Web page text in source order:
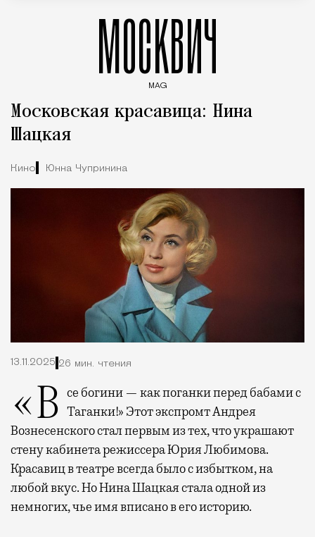
МОСКВИЧ
MAG
Московская красавица: Нина
Шацкая
Кино Юнна Чупринина
13.11.2025 26 мин. чтения
«Все богини — как поганки перед бабами с Таганки!» Этот экспромт Андрея
Вознесенского стал первым из тех, что украшают
стену кабинета режиссера Юрия Любимова.
Красавиц в театре всегда было с избытком, на
любой вкус. Но Нина Шацкая стала одной из
немногих, чье имя вписано в его историю.